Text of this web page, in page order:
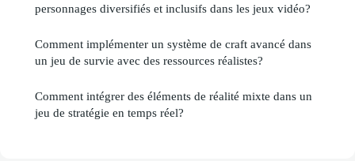
personnages diversifiés et inclusifs dans les jeux vidéo?
Comment implémenter un système de craft avancé dans
un jeu de survie avec des ressources réalistes?
Comment intégrer des éléments de réalité mixte dans un
jeu de stratégie en temps réel?